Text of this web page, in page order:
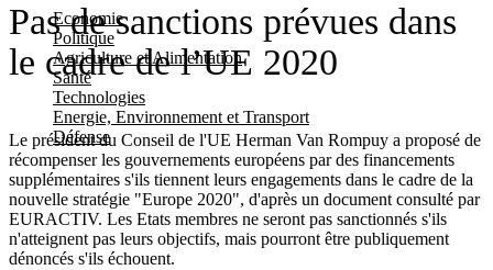
Economie
Politique
Agriculture et Alimentation
Santé
Technologies
Energie, Environnement et Transport
Défense
Pas de sanctions prévues dans
le cadre de l’UE 2020
Le président du Conseil de l'UE Herman Van Rompuy a proposé de
récompenser les gouvernements européens par des financements
supplémentaires s'ils tiennent leurs engagements dans le cadre de la
nouvelle stratégie "Europe 2020", d'après un document consulté par
EURACTIV. Les Etats membres ne seront pas sanctionnés s'ils
n'atteignent pas leurs objectifs, mais pourront être publiquement
dénoncés s'ils échouent.